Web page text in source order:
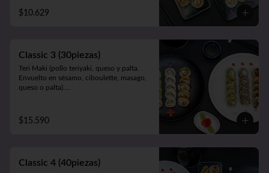
Panko Katsu 10 piezas (pollo apanado,
queso y cebollín. Frito en panko).
$10.629
Classic 3 (30piezas)
Teri Maki (pollo teriyaki, queso y palta.
Envuelto en sésamo, ciboulette, masago,
queso o palta).
Panko Mushroom (champiñón apanado,
queso, cebollín. Frito en panko).
$15.590
Classic 4 (40piezas)